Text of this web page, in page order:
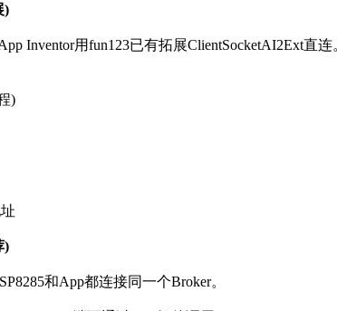
)
Inventor用fun123已有拓展ClientSocketAI2Ext直连
)
)
和App都连接同一个Broker。